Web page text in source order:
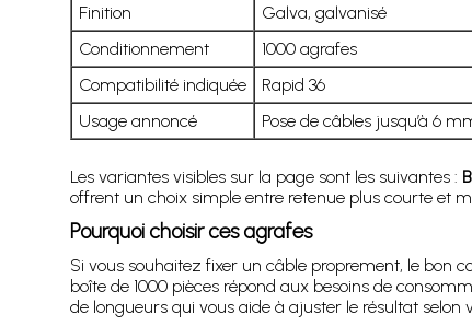
Finition
Galva, galvanisé
Conditionnement
1000 agrafes
Compatibilité indiquée
Rapid 36
Usage annoncé
Pose de câbles jusqu’à 6
Les variantes visibles sur la page sont les suivantes :
offrent un choix simple entre retenue plus courte et
Pourquoi choisir ces agrafes
Si vous souhaitez fixer un câble proprement, le bon
boîte de 1000 pièces répond aux besoins de
de longueurs qui vous aide à ajuster le résultat selon